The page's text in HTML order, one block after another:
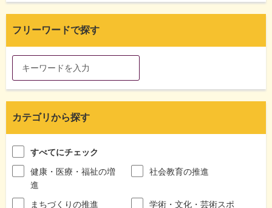
フリーワードで探す
カテゴリから探す
すべてにチェック
健康・医療・福祉の増
進
社会教育の推進
まちづくりの推進
学術・文化・芸術スポ